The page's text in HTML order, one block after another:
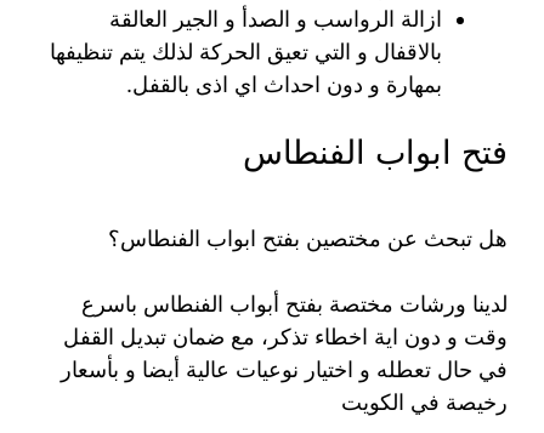
ازالة الرواسب و الصدأ و الجير العالقة
بالاقفال و التي تعيق الحركة لذلك يتم تنظيفها
بمهارة و دون احداث اي اذى بالقفل.
فتح ابواب الفنطاس
هل تبحث عن مختصين بفتح ابواب الفنطاس؟
لدينا ورشات مختصة بفتح أبواب الفنطاس باسرع
وقت و دون اية اخطاء تذكر، مع ضمان تبديل القفل
في حال تعطله و اختيار نوعيات عالية أيضا و بأسعار
رخيصة في الكويت